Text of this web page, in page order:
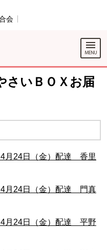
会
。
る
いＢＯＸお届
24日（金）配達 香里
24日（金）配達 門真
24日（金）配達 平野